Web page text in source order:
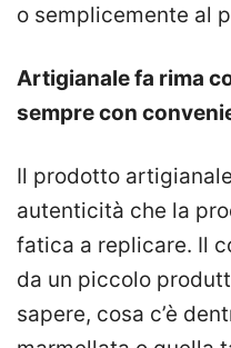
o semplicemente al
Artigianale fa rima
sempre con
Il prodotto
autenticità che la
fatica a replicare. Il
da un piccolo
sapere, cosa c’è